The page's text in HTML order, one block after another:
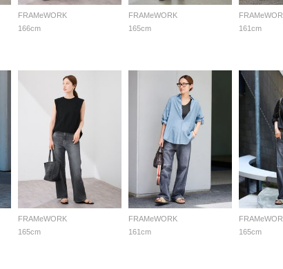
FRAMeWORK
166cm
FRAMeWORK
165cm
161cm
FRAMeWORK
165cm
FRAMeWORK
161cm
165cm